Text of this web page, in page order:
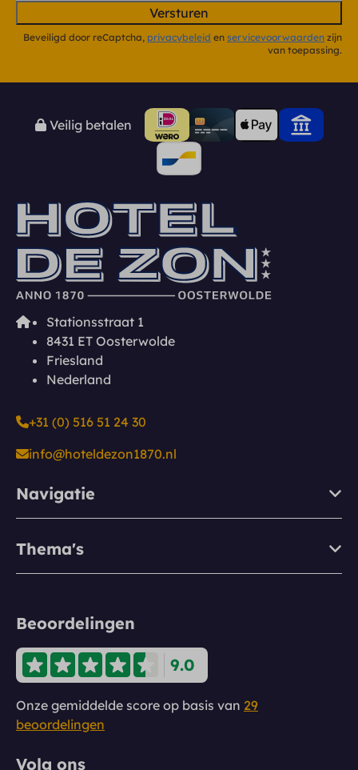
Versturen
Beveiligd door reCaptcha, privacybeleid en servicevoorwaarden zijn
van toepassing.
Veilig betalen
Stationsstraat 1
8431 ET Oosterwolde
Friesland
Nederland
+31 (0) 516 51 24 30
info@hoteldezon1870.nl
Navigatie
Thema's
Beoordelingen
9.0
Onze gemiddelde score op basis van 29
beoordelingen
Volg ons